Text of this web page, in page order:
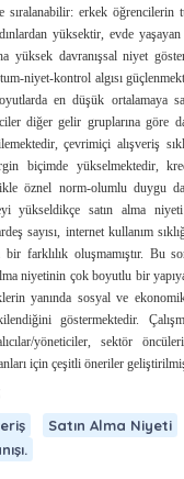
sıralanabilir: erkek öğrencilerin
yüksektir, evde
yüksek davranışsal niyet
niyet-kontrol algısı
en düşük ortalamaya
diğer gelir gruplarına göre
çevrimiçi alışveriş
biçimde yükselmektedir,
öznel norm-olumlu duygu
yükseldikçe satın alma niyeti
sayısı, internet kullanım
bir farklılık oluşmamıştır. Bu
niyetinin çok boyutlu bir
yanında sosyal ve
göstermektedir.
yöneticiler, sektör
için çeşitli öneriler
Satın Alma Niyeti